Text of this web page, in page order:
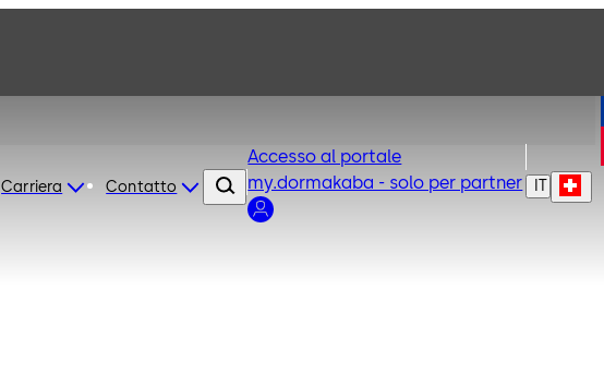
Carriera Contatto
Accesso al portale
my.dormakaba - solo per partner
IT